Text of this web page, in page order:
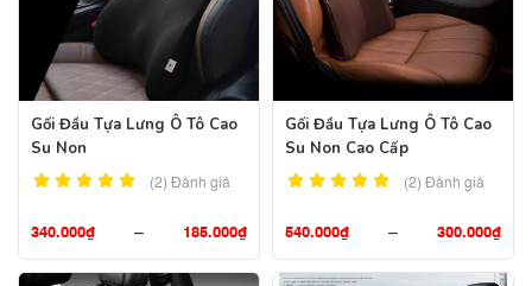
Gối Đầu Tựa Lưng Ô Tô Cao
Su Non
(2)Đánh giá
185.000₫
–
340.000₫
Gối Đầu Tựa Lưng Ô Tô Cao
Su Non Cao Cấp
(2)Đánh giá
300.000₫
–
540.000₫